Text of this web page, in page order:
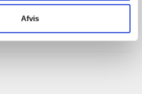
Afvis